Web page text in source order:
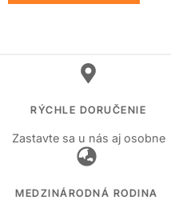
RÝCHLE DORUČENIE
Zastavte sa u nás aj osobne
MEDZINÁRODNÁ RODINA